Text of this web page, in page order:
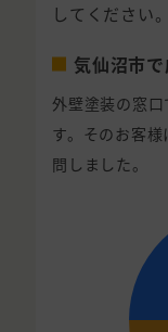
してください。
気仙沼市
外壁塗装の窓
す。そのお客
問しました。